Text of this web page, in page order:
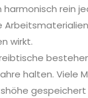
rein
wirkt.
halten. Viele
gespeichert